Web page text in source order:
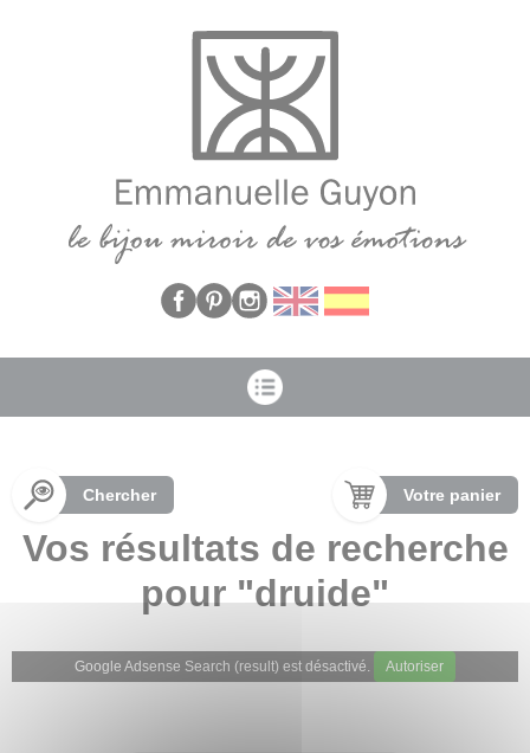
Chercher Votre panier
Vos résultats de recherche
pour "druide"
Google Adsense Search (result) est désactivé. Autoriser